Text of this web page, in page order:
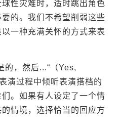
性灾难时，适时跳出角色
的。我们不希望削弱这些
一种充满关怀的方式来表
的，然后...“（Yes,
演过程中倾听表演搭档的
。如果有人设定了一个情
情境，选择恰当的回应方